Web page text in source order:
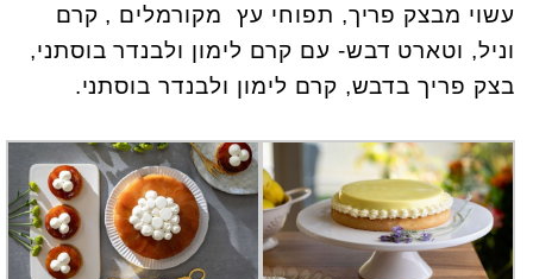
עשוי מבצק פריך, תפוחי עץ מקורמלים , קרם
וניל, וטארט דבש- עם קרם לימון ולבנדר בוסתני,
בצק פריך בדבש, קרם לימון ולבנדר בוסתני.